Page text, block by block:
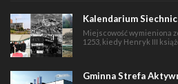
Kalendarium Siechnic
Miejscowość wymieniona
1253, kiedy Henryk III
Gminna Strefa